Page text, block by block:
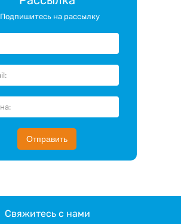
Подпишитесь на рассылку
Отправить
Свяжитесь с нами